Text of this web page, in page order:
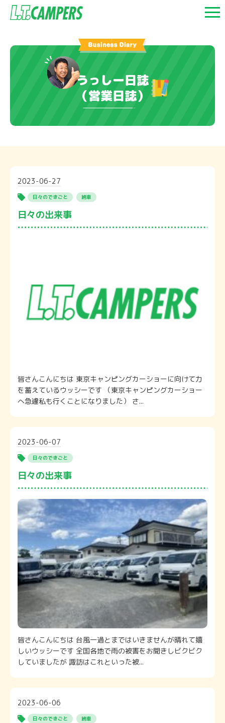
うっしー日誌
（営業日誌）
2023-06-27
日々のできごと 納車
日々の出来事
皆さんこんにちは 東京キャンピングカーショーに向けて力
を蓄えているウッシーです （東京キャンピングカーショー
へ急遽私も行くことになりました） さ...
2023-06-07
日々のできごと
日々の出来事
皆さんこんにちは 台風一過とまではいきませんが晴れて嬉
しいウッシーです 全国各地で雨の被害をお聞きしビクビク
していましたが 諏訪はこれといった被...
2023-06-06
日々のできごと 納車